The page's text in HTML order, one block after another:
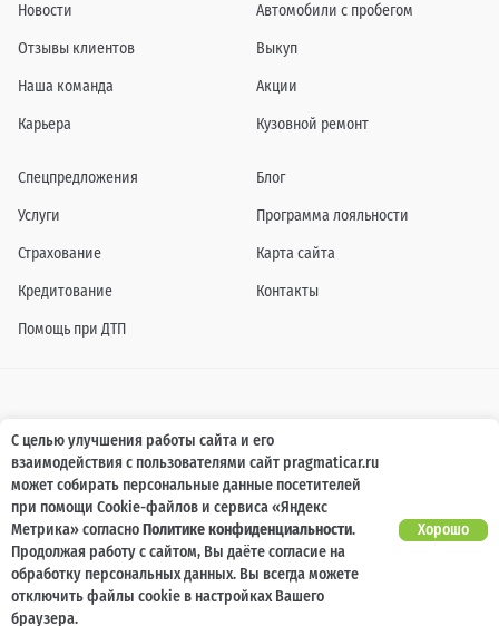
Новости
Отзывы клиентов
Наша команда
Карьера
Автомобили с пробегом
Выкуп
Акции
Кузовной ремонт
Спецпредложения
Услуги
Страхование
Кредитование
Помощь при ДТП
Блог
Программа лояльности
Карта сайта
Контакты
Информация о технических характеристиках, составе комплектаций, цветовой
гамме и стоимости автомобилей, а также действующих акциях, сроках и условиях
их проведения, указанных на сайте www.pragmaticar.ru, носит информационный
характер и ни при каких условиях не является публичной офертой,
определяемой положениями пунктом 2 статьи 437 Гражданского кодекса
Российской Федерации. Для получения подробной информации обращайтесь к
специалистам нашей компании.
© ПРАГМАТИКА, 2026
С целью улучшения работы сайта и его
взаимодействия с пользователями сайт pragmaticar.ru
может собирать персональные данные посетителей
при помощи Cookie-файлов и сервиса «Яндекс
Метрика» согласноПолитике конфиденциальности.
Продолжая работу с сайтом, Вы даёте согласие на
обработку персональных данных. Вы всегда можете
отключить файлы cookie в настройках Вашего
браузера.
Хорошо